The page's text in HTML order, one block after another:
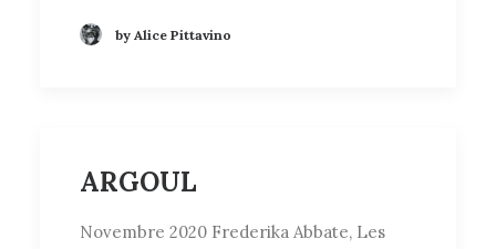
by Alice Pittavino
ARGOUL
Novembre 2020 Frederika Abbate, Les